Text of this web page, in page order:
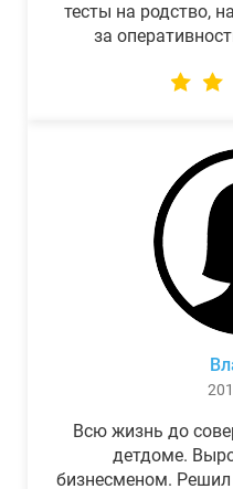
тесты на родство,
за
Всю жизнь до
детдоме.
бизнесменом. Решил